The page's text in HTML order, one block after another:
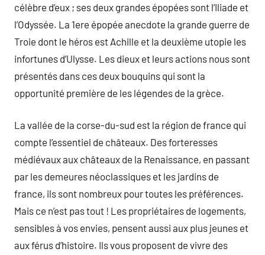
célèbre d’eux ; ses deux grandes épopées sont l’Iliade et
l’Odyssée. La 1ere épopée anecdote la grande guerre de
Troie dont le héros est Achille et la deuxième utopie les
infortunes d’Ulysse. Les dieux et leurs actions nous sont
présentés dans ces deux bouquins qui sont la
opportunité première de les légendes de la grèce.
La vallée de la corse-du-sud est la région de france qui
compte l’essentiel de châteaux. Des forteresses
médiévaux aux châteaux de la Renaissance, en passant
par les demeures néoclassiques et les jardins de
france, ils sont nombreux pour toutes les préférences.
Mais ce n’est pas tout ! Les propriétaires de logements,
sensibles à vos envies, pensent aussi aux plus jeunes et
aux férus d’histoire. Ils vous proposent de vivre des